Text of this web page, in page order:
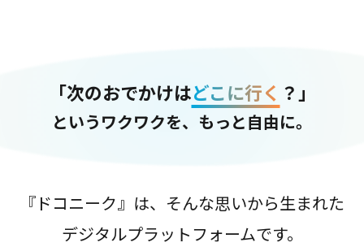
「次のおでかけはどこに行く ？」
というワクワクを、もっと自由に。
『ドコニーク』は、そんな思いから生まれた
デジタルプラットフォームです。